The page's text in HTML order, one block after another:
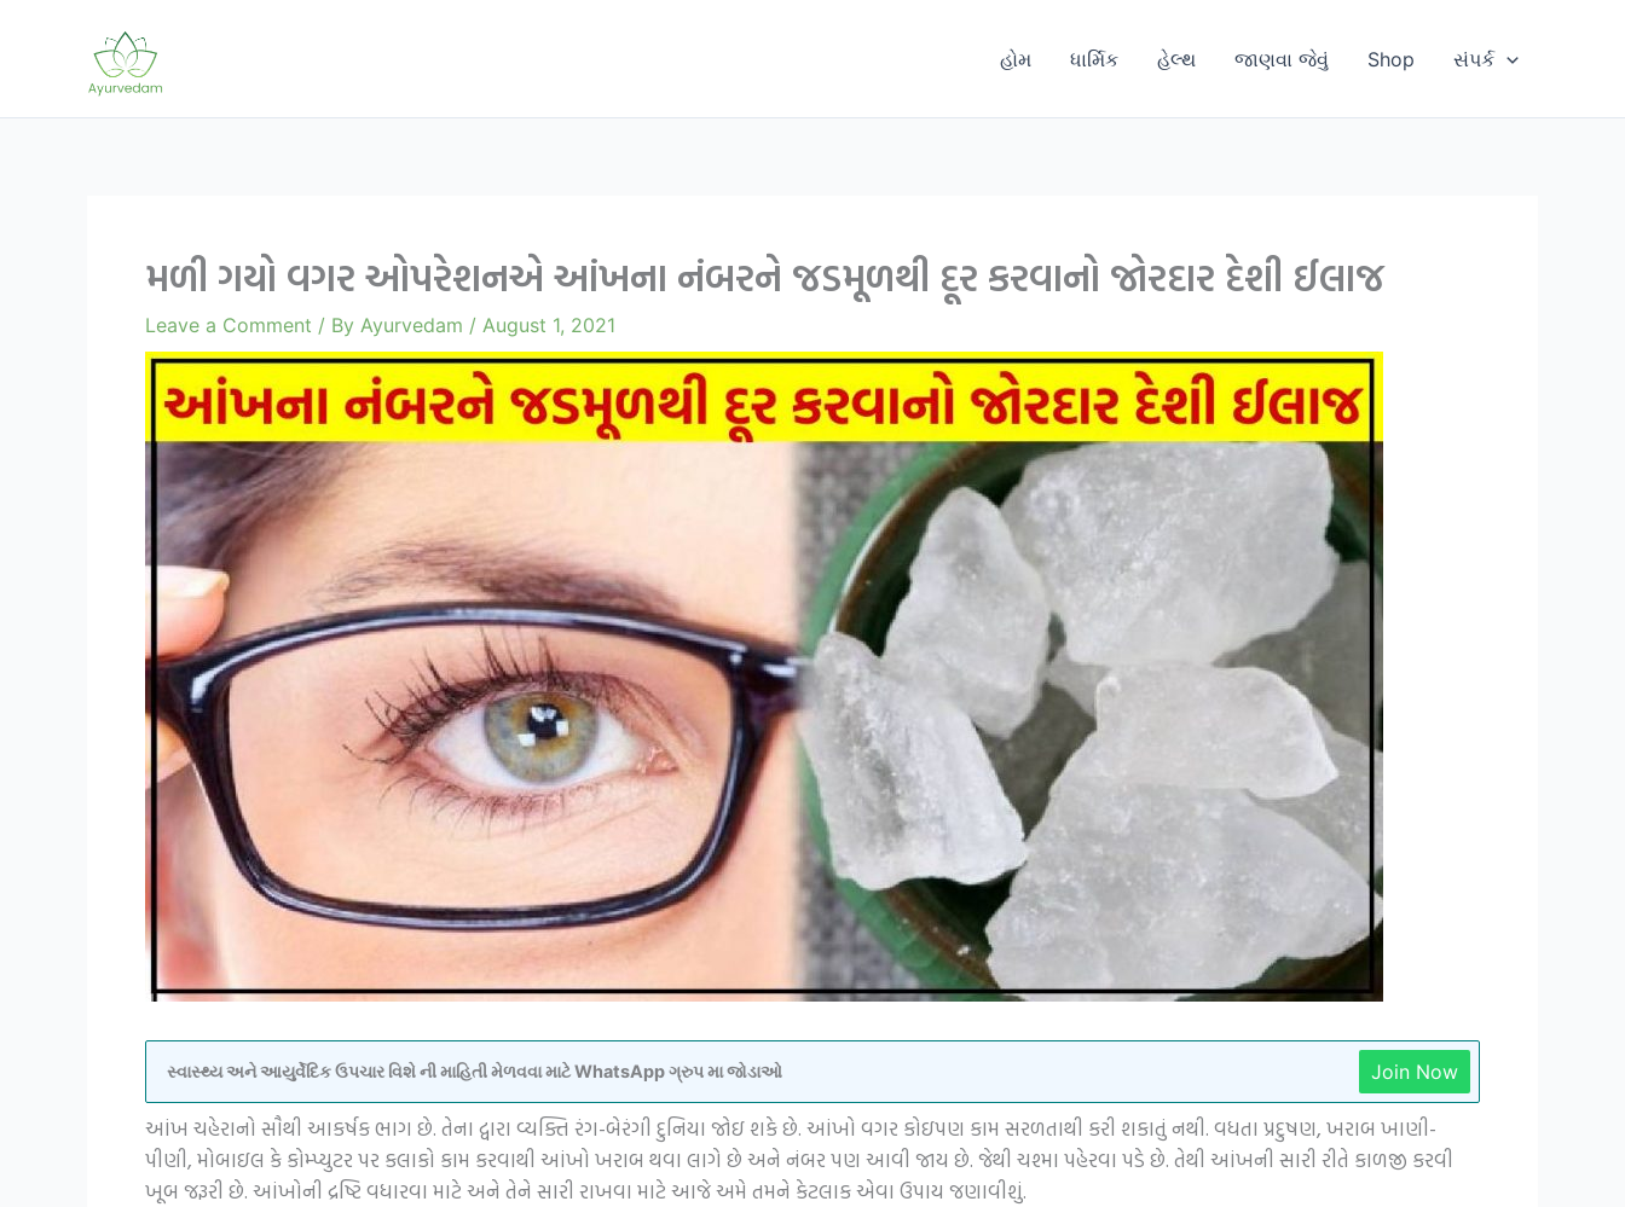
હોમ ધાર્મિક હેલ્થ જાણવા જેવું Shop સંપર્ક
મળી ગયો વગર ઓપરેશનએ આંખના નંબરને જડમૂળથી દૂર કરવાનો જોરદાર દેશી ઈલાજ
Leave a Comment / By Ayurvedam / August 1, 2021
સ્વાસ્થ્ય અને આયુર્વેદિક ઉપચાર વિશે ની માહિતી મેળવવા માટે WhatsApp ગ્રુપ મા જોડાઓ Join Now
આંખ ચહેરાનો સૌથી આકર્ષક ભાગ છે. તેના દ્વારા વ્યક્તિ રંગ-બેરંગી દુનિયા જોઇ શકે છે. આંખો વગર કોઇપણ કામ સરળતાથી કરી શકાતું નથી. વધતા પ્રદુષણ, ખરાબ ખાણી-
પીણી, મોબાઇલ કે કોમ્પ્યુટર પર કલાકો કામ કરવાથી આંખો ખરાબ થવા લાગે છે અને નંબર પણ આવી જાય છે. જેથી ચશ્મા પહેરવા પડે છે. તેથી આંખની સારી રીતે કાળજી કરવી
ખૂબ જરૂરી છે. આંખોની દ્રષ્ટિ વધારવા માટે અને તેને સારી રાખવા માટે આજે અમે તમને કેટલાક એવા ઉપાય જણાવીશું.